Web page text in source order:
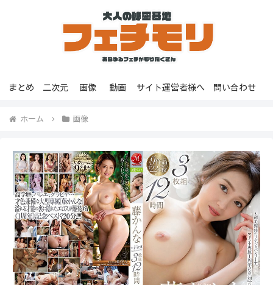
まとめ 二次元 画像 動画 サイト運営者様へ 問い合わせ
ホーム 画像